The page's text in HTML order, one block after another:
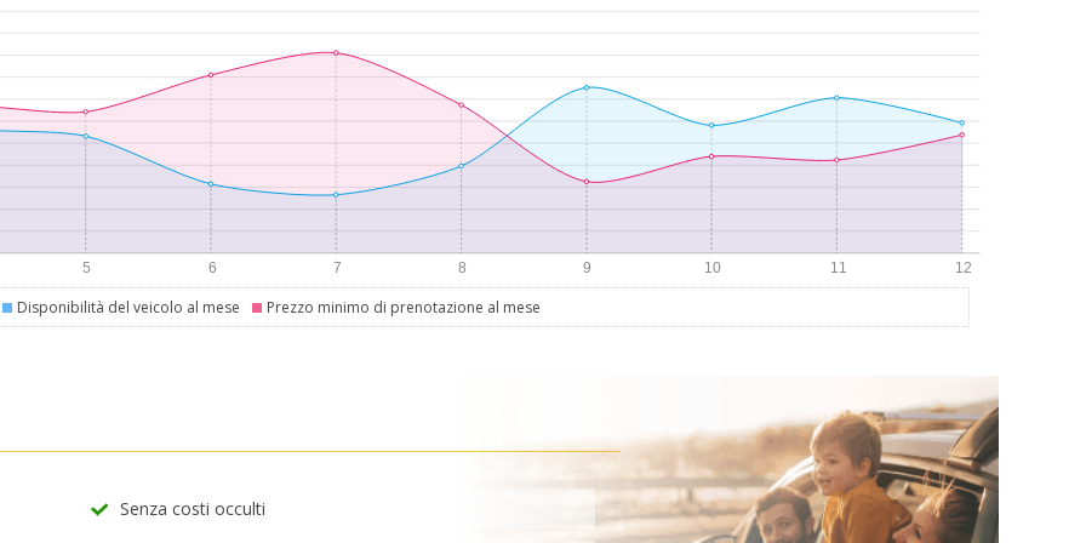
Disponibilità del veicolo al mese Prezzo minimo di prenotazione al mese
Senza costi occulti